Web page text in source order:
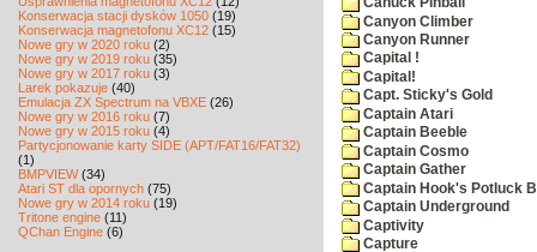
Konserwacja stacji dysków 1050 (19)
Konserwacja magnetofonu XC12 (15)
Nowe gry w 2020 roku (2)
Nowe gry w 2019 roku (35)
Nowe gry w 2017 roku (3)
Larek pokazuje (40)
Emulacja ZX Spectrum na VBXE (26)
Nowe gry w 2016 roku (7)
Nowe gry w 2015 roku (4)
Partycjonowanie karty SIDE (APT/FAT16/FAT32)
(1)
BMPVIEW(34)
Atari ST dla opornych (75)
Nowe gry w 2014 roku (19)
Tritone engine (11)
QChan Engine (6)
Canyon Climber
Canyon Runner
Capital !
Capital!
Capt. Sticky's Gold
Captain Atari
Captain Beeble
Captain Cosmo
Captain Gather
Captain Hook's Potluck
Captain Underground
Captivity
Capture